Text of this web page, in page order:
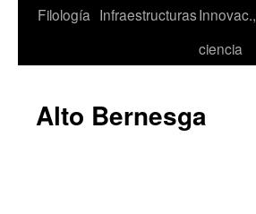
contenido
Filología InfraestructurasInnovac.,
ciencia
Alto Bernesga